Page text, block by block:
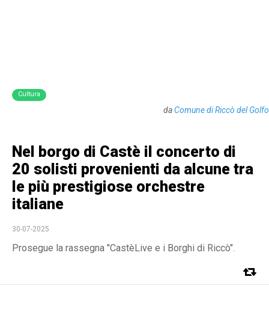
Cultura
daComune di Riccò del Golfo
Nel borgo di Castè il concerto di
20 solisti provenienti da alcune tra
le più prestigiose orchestre
italiane
30-07-2025
Prosegue la rassegna "CastèLive e i Borghi di Riccò".